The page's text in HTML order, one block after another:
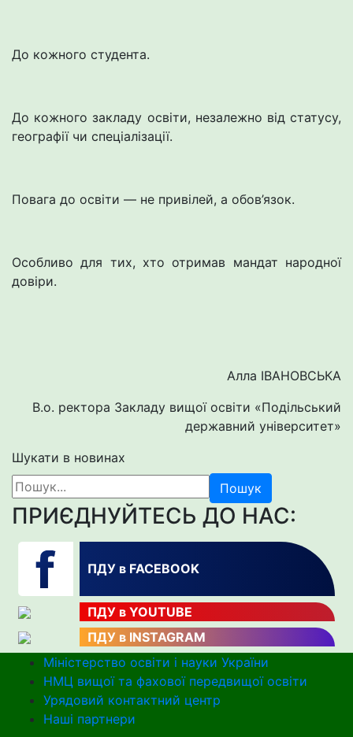
До кожного студента.
До кожного закладу освіти, незалежно від статусу,
географії чи спеціалізації.
Повага до освіти — не привілей, а обов’язок.
Особливо для тих, хто отримав мандат народної
довіри.
Алла ІВАНОВСЬКА
В.о. ректора Закладу вищої освіти «Подільський
державний університет»
Шукати в новинах
Пошук
ПРИЄДНУЙТЕСЬ ДО НАС:
ПДУ в FACEBOOK
ПДУ в YOUTUBE
ПДУ в INSTAGRAM
Міністерство освіти і науки України
НМЦ вищої та фахової передвищої освіти
Урядовий контактний центр
Наші партнери